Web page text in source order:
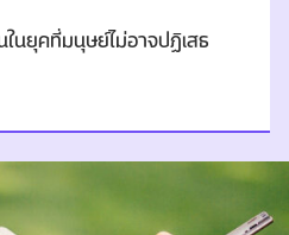
ในยุคที่มนุษย์ไม่อาจปฏิเสธ